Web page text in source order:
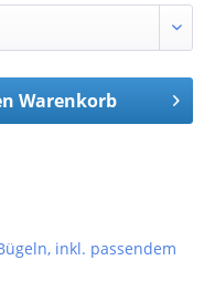
Warenkorb
inkl. passendem